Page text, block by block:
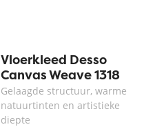
Vloerkleed Desso
Canvas Weave 1318
Gelaagde structuur, warme
natuurtinten en artistieke
diepte